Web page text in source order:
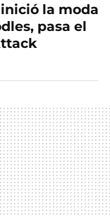
la moda
pasa el